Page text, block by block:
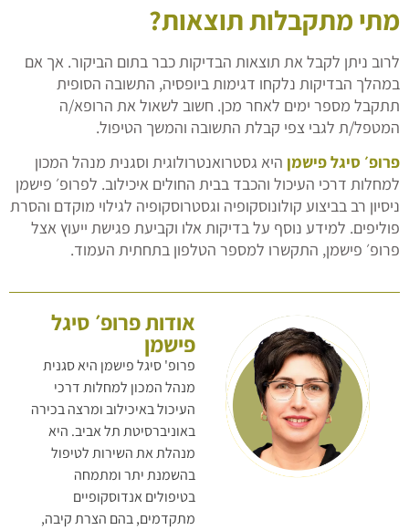
מתי מתקבלות תוצאות?
לרוב ניתן לקבל את תוצאות הבדיקות כבר בתום הביקור. אך אם
במהלך הבדיקות נלקחו דגימות ביופסיה, התשובה הסופית
תתקבל מספר ימים לאחר מכן. חשוב לשאול את הרופא/ה
המטפל/ת לגבי צפי קבלת התשובה והמשך הטיפול.
פרופ׳ סיגל פישמן היא גסטרואנטרולוגית וסגנית מנהל המכון
למחלות דרכי העיכול והכבד בבית החולים איכילוב. לפרופ׳ פישמן
ניסיון רב בביצוע קולונוסקופיה וגסטרוסקופיה לגילוי מוקדם והסרת
פוליפים. למידע נוסף על בדיקות אלו וקביעת פגישת ייעוץ אצל
פרופ׳ פישמן, התקשרו למספר הטלפון בתחתית העמוד.
אודות פרופ׳ סיגל
פישמן
פרופ' סיגל פישמן היא סגנית
מנהל המכון למחלות דרכי
העיכול באיכילוב ומרצה בכירה
באוניברסיטת תל אביב. היא
מנהלת את השירות לטיפול
בהשמנת יתר ומתמחה
בטיפולים אנדוסקופיים
מתקדמים, בהם הצרת קיבה,